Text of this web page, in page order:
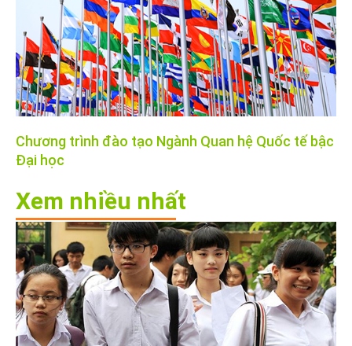
Chương trình đào tạo Ngành Quan hệ Quốc tế bậc
Đại học
Xem nhiều nhất